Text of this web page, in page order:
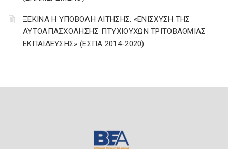
ΞΕΚΙΝΑ Η ΥΠΟΒΟΛΗ ΑΙΤΗΣΗΣ: «ΕΝΙΣΧΥΣΗ ΤΗΣ
ΑΥΤΟΑΠΑΣΧΟΛΗΣΗΣ ΠΤΥΧΙΟΥΧΩΝ ΤΡΙΤΟΒΑΘΜΙΑΣ
ΕΚΠΑΙΔΕΥΣΗΣ» (ΕΣΠΑ 2014-2020)